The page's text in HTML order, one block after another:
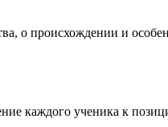
о происхождении и
ученика к